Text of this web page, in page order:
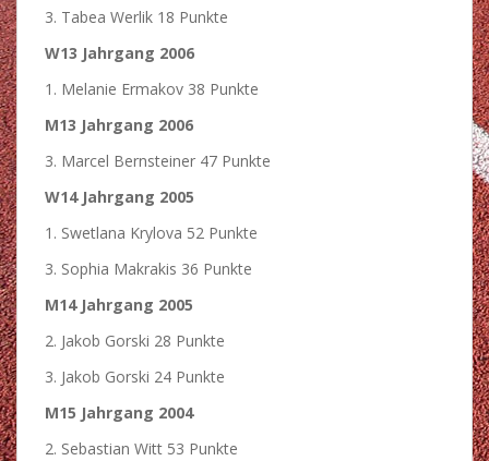
3. Tabea Werlik 18 Punkte
W13 Jahrgang 2006
1. Melanie Ermakov 38 Punkte
M13 Jahrgang 2006
3. Marcel Bernsteiner 47 Punkte
W14 Jahrgang 2005
1. Swetlana Krylova 52 Punkte
3. Sophia Makrakis 36 Punkte
M14 Jahrgang 2005
2. Jakob Gorski 28 Punkte
3. Jakob Gorski 24 Punkte
M15 Jahrgang 2004
2. Sebastian Witt 53 Punkte